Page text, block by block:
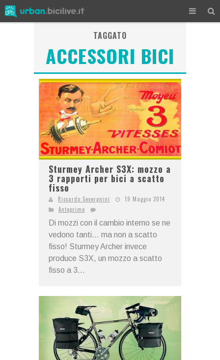
TAGGATO
ACCESSORI BICI
Sturmey Archer S3X: mozzo a
3 rapporti per bici a scatto
fisso
Riccardo Severgnini
19 Maggio 2014
Anteprime
Di mozzi con il cambio interno se ne
vedono tanti... ma non a scatto
fisso! Sturmey Archer invece
produce S3X, un mozzo a scatto
fisso a 3...